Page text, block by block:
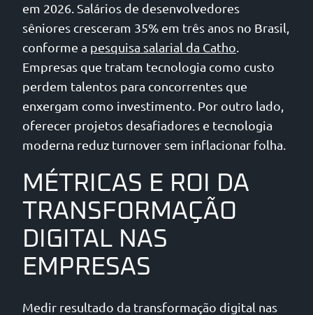
em 2026. Salários de desenvolvedores
sêniores cresceram 35% em três anos no Brasil,
conforme a pesquisa salarial da Catho
Empresas que tratam tecnologia como custo
perdem talentos para concorrentes que
enxergam como investimento. Por outro lado,
oferecer projetos desafiadores e tecnologia
moderna reduz turnover sem inflacionar folha.
MÉTRICAS E ROI DA
TRANSFORMAÇÃO
DIGITAL NAS
EMPRESAS
Medir resultado da transformação digital nas